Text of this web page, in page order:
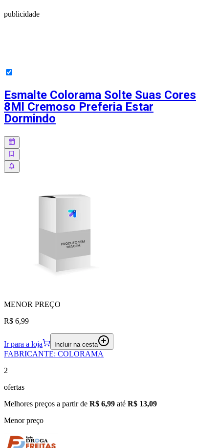
publicidade
Esmalte Colorama Solte Suas Cores
8Ml Cremoso Preferia Estar
Dormindo
MENOR PREÇO
R$ 6,99
Ir para a loja Incluir na cesta
FABRICANTE: COLORAMA
2
ofertas
Melhores preços a partir de R$ 6,99 até R$ 13,09
Menor preço